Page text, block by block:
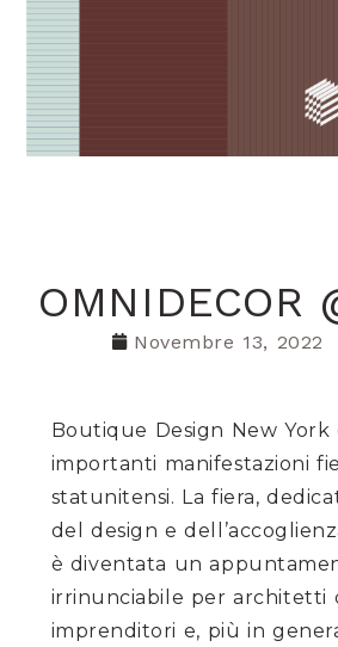
OMNIDECOR
Novembre 13, 2022
Boutique Design New
importanti manifestazioni
statunitensi. La fiera,
del design e
è diventata un
irrinunciabile per architetti
imprenditori e, più in